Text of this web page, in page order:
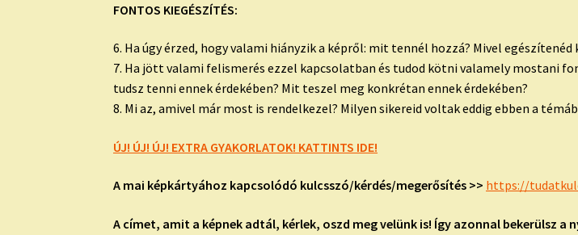
FONTOS KIEGÉSZÍTÉS:
6. Ha úgy érzed, hogy valami hiányzik a képről: mit tennél hozzá? Mivel
7. Ha jött valami felismerés ezzel kapcsolatban és tudod kötni valamely mostani
tudsz tenni ennek érdekében? Mit teszel meg konkrétan ennek érdekében?
8. Mi az, amivel már most is rendelkezel? Milyen sikereid voltak eddig ebben a
ÚJ! ÚJ! ÚJ! EXTRA GYAKORLATOK! KATTINTS IDE!
A mai képkártyához kapcsolódó kulcsszó/kérdés/megerősítés >> https://
A címet, amit a képnek adtál, kérlek, oszd meg velünk is! Így azonnal bekerülsz a